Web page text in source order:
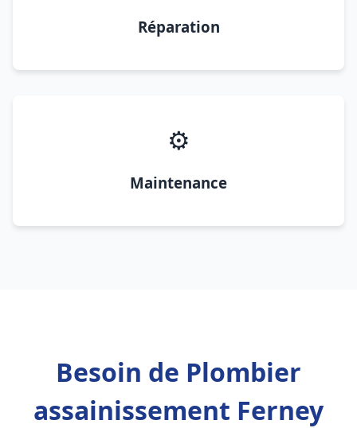
Réparation
⚙️
Maintenance
Besoin de Plombier
assainissement Ferney